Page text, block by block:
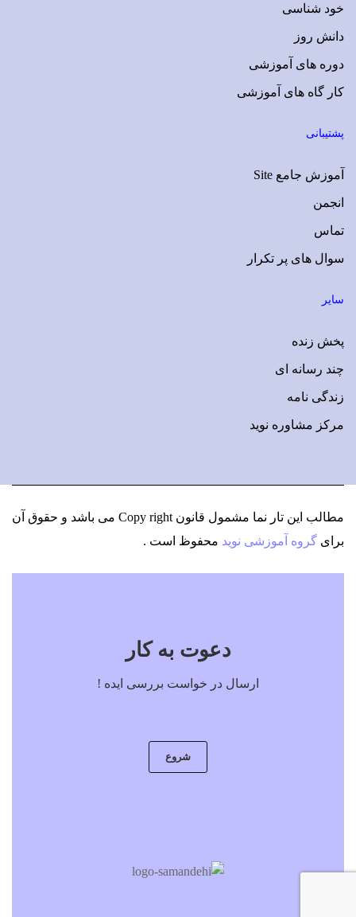
خود شناسی
دانش روز
دوره های آموزشی
کار گاه های آموزشی
پشتیبانی
آموزش جامع Site
انجمن
تماس
سوال های پر تکرار
سایر
پخش زنده
چند رسانه ای
زندگی نامه
مرکز مشاوره نوید
مطالب این تار نما مشمول قانون Copy right می باشد
و حقوق آن
برای گروه آموزشی نوید محفوظ است .
دعوت به کار
ارسال در خواست بررسی ایده !
شروع